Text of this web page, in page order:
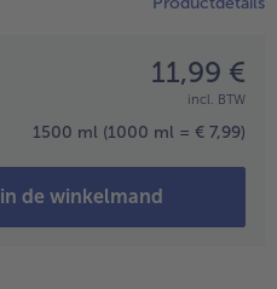
11,99 €
incl. BTW
1500 ml (1000 ml = € 7,99)
in de winkelmand